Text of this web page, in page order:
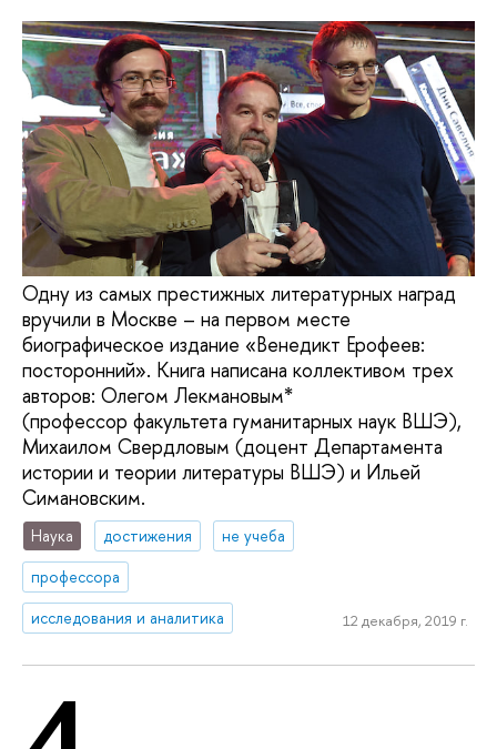
Одну из самых престижных литературных наград
вручили в Москве – на первом месте
биографическое издание «Венедикт Ерофеев:
посторонний». Книга написана коллективом трех
авторов: Олегом Лекмановым*
(профессор факультета гуманитарных наук ВШЭ),
Михаилом Свердловым (доцент Департамента
истории и теории литературы ВШЭ) и Ильей
Симановским.
Наука достижения
не учеба
профессора
исследования и аналитика
12 декабря, 2019 г.